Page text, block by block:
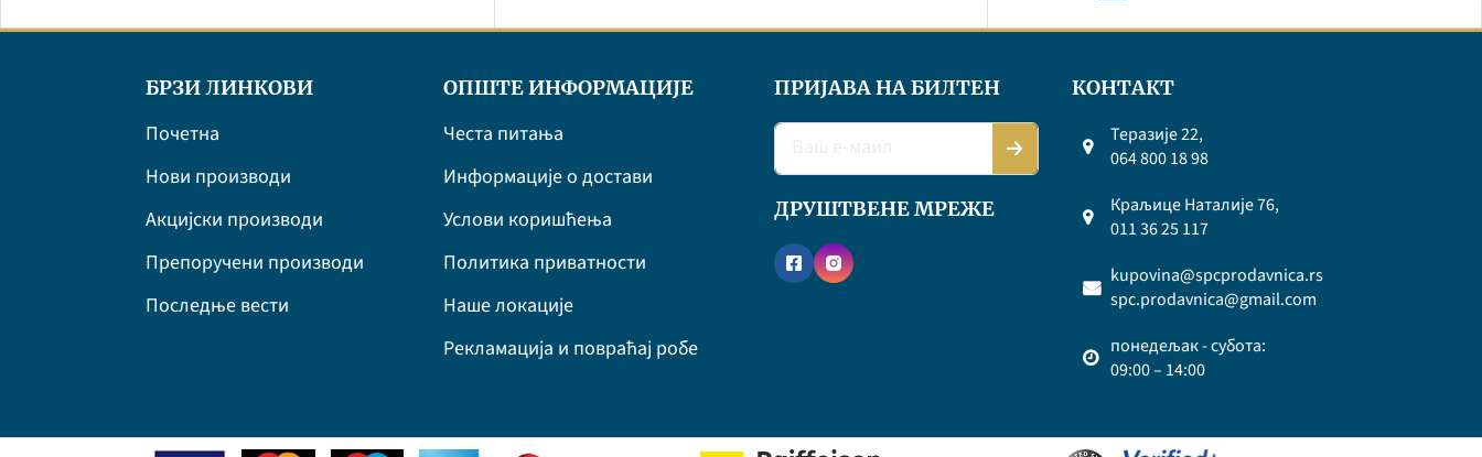
БРЗИ ЛИНКОВИ
Почетна
Нови производи
Акцијски производи
Препоручени производи
Последње вести
ОПШТЕ ИНФОРМАЦИЈЕ
Честа питања
Информације о достави
Услови коришћења
Политика приватности
Наше локације
Рекламација и повраћај робе
ПРИЈАВА НА БИЛТЕН
ДРУШТВЕНЕ МРЕЖЕ
КОНТАКТ
Теразије 22,
064 800 18 98
Краљице Наталије 76,
011 36 25 117
kupovina@spcprodavnica.rs
spc.prodavnica@gmail.com
понедељак - субота:
09:00 – 14:00